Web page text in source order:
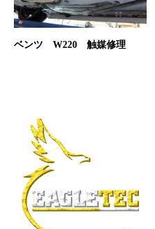
ベンツ W220 触媒修理